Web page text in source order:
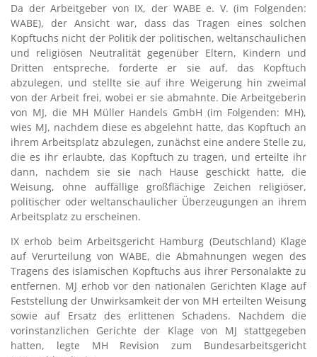
Da der Arbeitgeber von IX, der WABE e. V. (im Folgenden:
WABE), der Ansicht war, dass das Tragen eines solchen
Kopftuchs nicht der Politik der politischen, weltanschaulichen
und religiösen Neutralität gegenüber Eltern, Kindern und
Dritten entspreche, forderte er sie auf, das Kopftuch
abzulegen, und stellte sie auf ihre Weigerung hin zweimal
von der Arbeit frei, wobei er sie abmahnte. Die Arbeitgeberin
von MJ, die MH Müller Handels GmbH (im Folgenden: MH),
wies MJ, nachdem diese es abgelehnt hatte, das Kopftuch an
ihrem Arbeitsplatz abzulegen, zunächst eine andere Stelle zu,
die es ihr erlaubte, das Kopftuch zu tragen, und erteilte ihr
dann, nachdem sie sie nach Hause geschickt hatte, die
Weisung, ohne auffällige großflächige Zeichen religiöser,
politischer oder weltanschaulicher Überzeugungen an ihrem
Arbeitsplatz zu erscheinen.
IX erhob beim Arbeitsgericht Hamburg (Deutschland) Klage
auf Verurteilung von WABE, die Abmahnungen wegen des
Tragens des islamischen Kopftuchs aus ihrer Personalakte zu
entfernen. MJ erhob vor den nationalen Gerichten Klage auf
Feststellung der Unwirksamkeit der von MH erteilten Weisung
sowie auf Ersatz des erlittenen Schadens. Nachdem die
vorinstanzlichen Gerichte der Klage von MJ stattgegeben
hatten, legte MH Revision zum Bundesarbeitsgericht